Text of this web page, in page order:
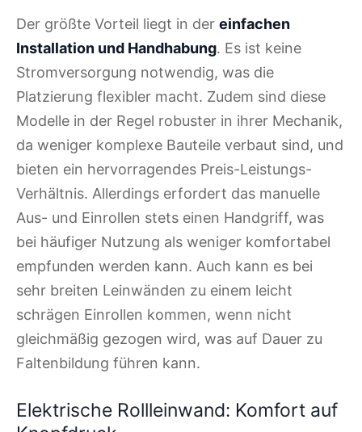
Der größte Vorteil liegt in der einfachen
Installation und Handhabung. Es ist keine
Stromversorgung notwendig, was die
Platzierung flexibler macht. Zudem sind diese
Modelle in der Regel robuster in ihrer Mechanik,
da weniger komplexe Bauteile verbaut sind, und
bieten ein hervorragendes Preis-Leistungs-
Verhältnis. Allerdings erfordert das manuelle
Aus- und Einrollen stets einen Handgriff, was
bei häufiger Nutzung als weniger komfortabel
empfunden werden kann. Auch kann es bei
sehr breiten Leinwänden zu einem leicht
schrägen Einrollen kommen, wenn nicht
gleichmäßig gezogen wird, was auf Dauer zu
Faltenbildung führen kann.
Elektrische Rollleinwand: Komfort auf